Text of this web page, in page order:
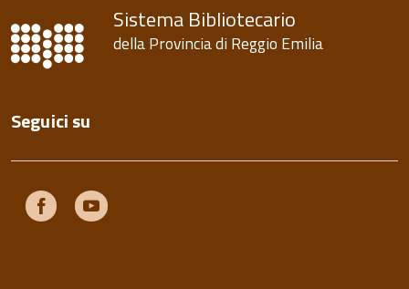
Sistema Bibliotecario
della Provincia di Reggio Emilia
Seguici su
Facebook